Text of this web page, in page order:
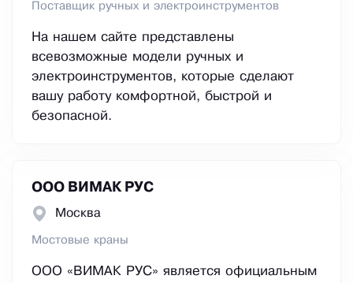
Поставщик ручных и электроинструментов
На нашем сайте представлены
всевозможные модели ручных и
электроинструментов, которые сделают
вашу работу комфортной, быстрой и
безопасной.
ООО ВИМАК РУС
Москва
Мостовые краны
ООО «ВИМАК РУС» является официальным